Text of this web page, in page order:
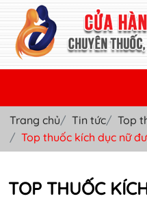
TRANG CHỦ
THUỐC KÍCH DỤC NỮ
THUỐC NƯỚC KÍCH DỤC
Trang chủ Tin tức
Top
Top thuốc kích dục nữ
TOP THUỐC